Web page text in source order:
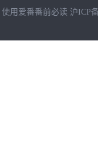
使用爱番番前必读 沪ICP